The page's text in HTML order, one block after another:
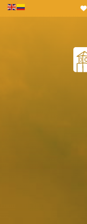
Estudiantes Profesores